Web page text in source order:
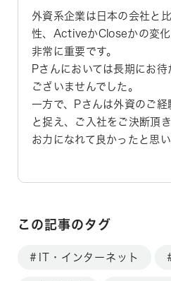
外資系企業は日本の会社と
性、ActiveかCloseかの変
非常に重要です。
Pさんにおいては長期にお
ございませんでした。
一方で、Pさんは外資のご
と捉え、ご入社をご決断頂き
お力になれて良かったと思い
この記事のタグ
IT・インターネット